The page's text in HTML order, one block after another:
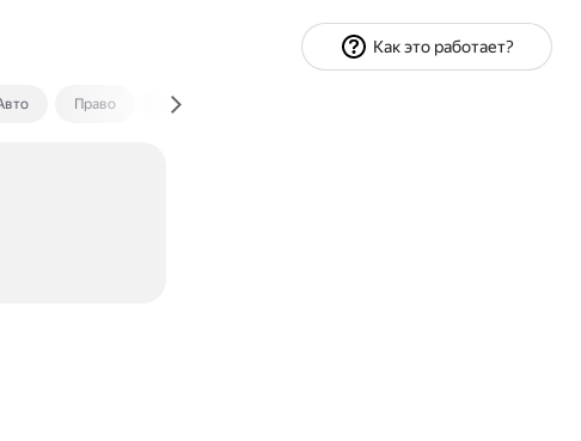
Право Экономика и финансы
Как это работает?